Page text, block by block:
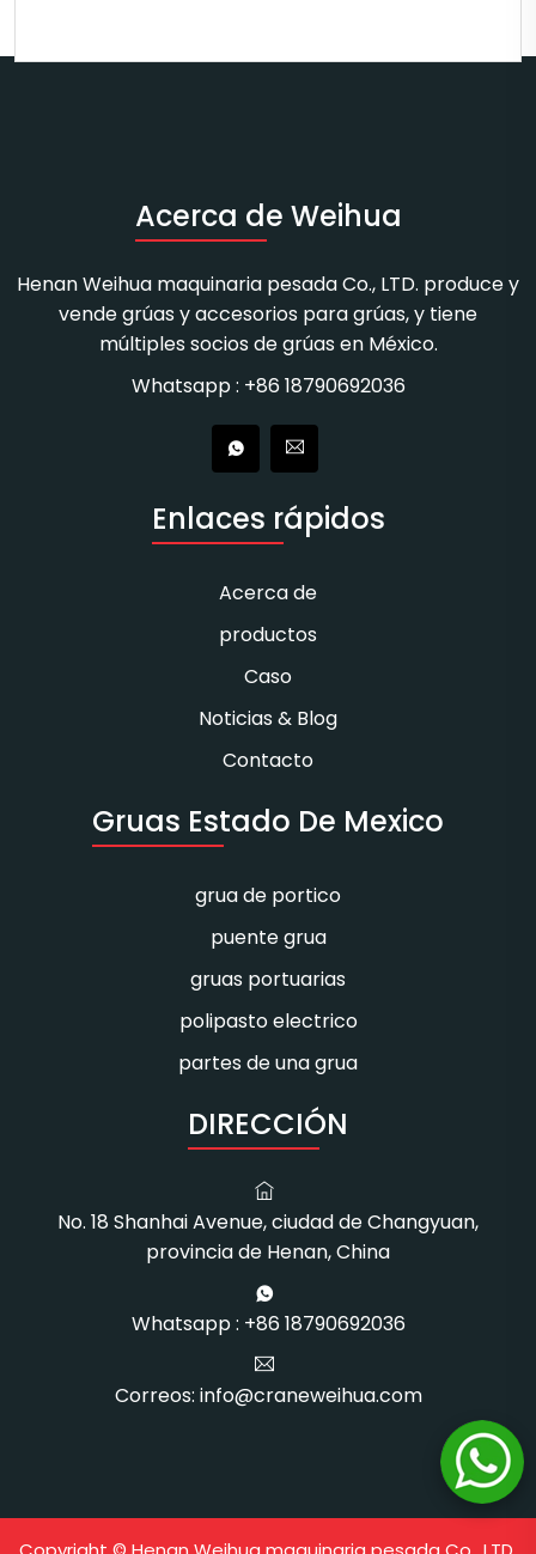
Acerca de Weihua
Henan Weihua maquinaria pesada Co., LTD. produce y
vende grúas y accesorios para grúas, y tiene
múltiples socios de grúas en México.
Whatsapp : +86 18790692036
Enlaces rápidos
Acerca de
productos
Caso
Noticias & Blog
Contacto
Gruas Estado De Mexico
grua de portico
puente grua
gruas portuarias
polipasto electrico
partes de una grua
DIRECCIÓN
No. 18 Shanhai Avenue, ciudad de Changyuan,
provincia de Henan, China
Whatsapp : +86 18790692036
Correos: info@craneweihua.com